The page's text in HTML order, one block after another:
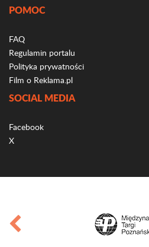
POMOC
FAQ
Regulamin portalu
Polityka prywatności
Film o Reklama.pl
SOCIAL MEDIA
Facebook
X